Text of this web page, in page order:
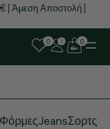
| Άμεση Αποστολή |
0 0
JeansΣορτς